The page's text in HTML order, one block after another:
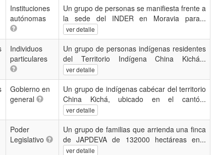
Instituciones
autónomas
Un grupo de personas se manifiesta frente a
la sede del INDER en Moravia para...
ver detalle
Individuos
particulares
Un grupo de personas indígenas residentes
del Territorio Indígena China Kichá...
ver detalle
Gobierno en
general
Un grupo de indígenas cabécar del territorio
China Kichá, ubicado en el cantó...
ver detalle
Poder
Legislativo
Un grupo de familias que arrienda una finca
de JAPDEVA de 132000 hectáreas en...
ver detalle